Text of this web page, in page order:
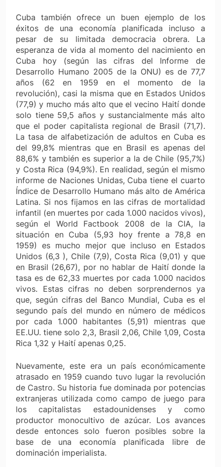
Cuba también ofrece un buen ejemplo de los
éxitos de una economía planificada incluso a
pesar de su limitada democracia obrera. La
esperanza de vida al momento del nacimiento en
Cuba hoy (según las cifras del Informe de
Desarrollo Humano 2005 de la ONU) es de 77,7
años (62 en 1959 en el momento de la
revolución), casi la misma que en Estados Unidos
(77,9) y mucho más alto que el vecino Haití donde
solo tiene 59,5 años y sustancialmente más alto
que el poder capitalista regional de Brasil (71,7).
La tasa de alfabetización de adultos en Cuba es
del 99,8% mientras que en Brasil es apenas del
88,6% y también es superior a la de Chile (95,7%)
y Costa Rica (94,9%). En realidad, según el mismo
informe de Naciones Unidas, Cuba tiene el cuarto
Índice de Desarrollo Humano más alto de América
Latina. Si nos fijamos en las cifras de mortalidad
infantil (en muertes por cada 1.000 nacidos vivos),
según el World Factbook 2008 de la CIA, la
situación en Cuba (5,93 hoy frente a 78,8 en
1959) es mucho mejor que incluso en Estados
Unidos (6,3 ), Chile (7,9), Costa Rica (9,01) y que
en Brasil (26,67), por no hablar de Haití donde la
tasa es de 62,33 muertes por cada 1.000 nacidos
vivos. Estas cifras no deben sorprendernos ya
que, según cifras del Banco Mundial, Cuba es el
segundo país del mundo en número de médicos
por cada 1.000 habitantes (5,91) mientras que
EE.UU. tiene solo 2,3, Brasil 2,06, Chile 1,09, Costa
Rica 1,32 y Haití apenas 0,25.
Nuevamente, este era un país económicamente
atrasado en 1959 cuando tuvo lugar la revolución
de Castro. Su historia fue dominada por potencias
extranjeras utilizada como campo de juego para
los capitalistas estadounidenses y como
productor monocultivo de azúcar. Los avances
desde entonces solo fueron posibles sobre la
base de una economía planificada libre de
dominación imperialista.